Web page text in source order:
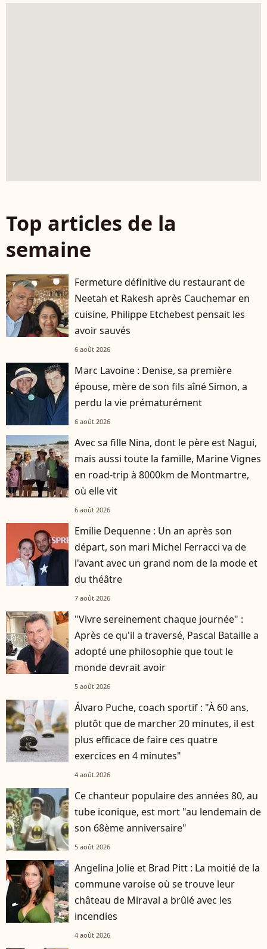
Top articles de la
semaine
Fermeture définitive du restaurant de
Neetah et Rakesh après Cauchemar en
cuisine, Philippe Etchebest pensait les
avoir sauvés
6 août 2026
Marc Lavoine : Denise, sa première
épouse, mère de son fils aîné Simon, a
perdu la vie prématurément
6 août 2026
Avec sa fille Nina, dont le père est Nagui,
mais aussi toute la famille, Marine Vignes
en road-trip à 8000km de Montmartre,
où elle vit
6 août 2026
Emilie Dequenne : Un an après son
départ, son mari Michel Ferracci va de
l'avant avec un grand nom de la mode et
du théâtre
7 août 2026
"Vivre sereinement chaque journée" :
Après ce qu'il a traversé, Pascal Bataille a
adopté une philosophie que tout le
monde devrait avoir
5 août 2026
Álvaro Puche, coach sportif : "À 60 ans,
plutôt que de marcher 20 minutes, il est
plus efficace de faire ces quatre
exercices en 4 minutes"
4 août 2026
Ce chanteur populaire des années 80, au
tube iconique, est mort "au lendemain de
son 68ème anniversaire"
5 août 2026
Angelina Jolie et Brad Pitt : La moitié de la
commune varoise où se trouve leur
château de Miraval a brûlé avec les
incendies
4 août 2026